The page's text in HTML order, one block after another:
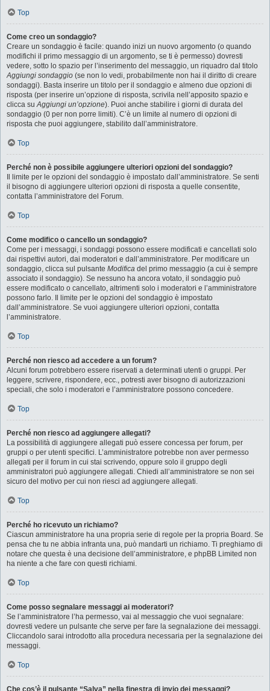
Top
Come creo un sondaggio?
Creare un sondaggio è facile: quando inizi un nuovo argomento (o quando
modifichi il primo messaggio di un argomento, se ti è permesso) dovresti
vedere, sotto lo spazio per l’inserimento del messaggio, un riquadro dal titolo
Aggiungi sondaggio (se non lo vedi, probabilmente non hai il diritto di creare
sondaggi). Basta inserire un titolo per il sondaggio e almeno due opzioni di
risposta (per inserire un’opzione di risposta, scrivila nell’apposito spazio e
clicca suAggiungi un’opzione). Puoi anche stabilire i giorni di durata del
sondaggio (0 per non porre limiti). C’è un limite al numero di opzioni di
risposta che puoi aggiungere, stabilito dall’amministratore.
Top
Perché non è possibile aggiungere ulteriori opzioni del sondaggio?
Il limite per le opzioni del sondaggio è impostato dall’amministratore. Se senti
il bisogno di aggiungere ulteriori opzioni di risposta a quelle consentite,
contatta l’amministratore del Forum.
Top
Come modifico o cancello un sondaggio?
Come per i messaggi, i sondaggi possono essere modificati e cancellati solo
dai rispettivi autori, dai moderatori e dall’amministratore. Per modificare un
sondaggio, clicca sul pulsante Modifica del primo messaggio (a cui è sempre
associato il sondaggio). Se nessuno ha ancora votato, il sondaggio può
essere modificato o cancellato, altrimenti solo i moderatori e l’amministratore
possono farlo. Il limite per le opzioni del sondaggio è impostato
dall’amministratore. Se vuoi aggiungere ulteriori opzioni, contatta
l’amministratore.
Top
Perché non riesco ad accedere a un forum?
Alcuni forum potrebbero essere riservati a determinati utenti o gruppi. Per
leggere, scrivere, rispondere, ecc., potresti aver bisogno di autorizzazioni
speciali, che solo i moderatori e l’amministratore possono concedere.
Top
Perché non riesco ad aggiungere allegati?
La possibilità di aggiungere allegati può essere concessa per forum, per
gruppi o per utenti specifici. L’amministratore potrebbe non aver permesso
allegati per il forum in cui stai scrivendo, oppure solo il gruppo degli
amministratori può aggiungere allegati. Chiedi all’amministratore se non sei
sicuro del motivo per cui non riesci ad aggiungere allegati.
Top
Perché ho ricevuto un richiamo?
Ciascun amministratore ha una propria serie di regole per la propria Board. Se
pensa che tu ne abbia infranta una, può mandarti un richiamo. Ti preghiamo di
notare che questa è una decisione dell’amministratore, e phpBB Limited non
ha niente a che fare con questi richiami.
Top
Come posso segnalare messaggi ai moderatori?
Se l’amministratore l’ha permesso, vai al messaggio che vuoi segnalare:
dovresti vedere un pulsante che serve per fare la segnalazione dei messaggi.
Cliccandolo sarai introdotto alla procedura necessaria per la segnalazione dei
messaggi.
Top
Che cos’è il pulsante “Salva” nella finestra di invio dei messaggi?